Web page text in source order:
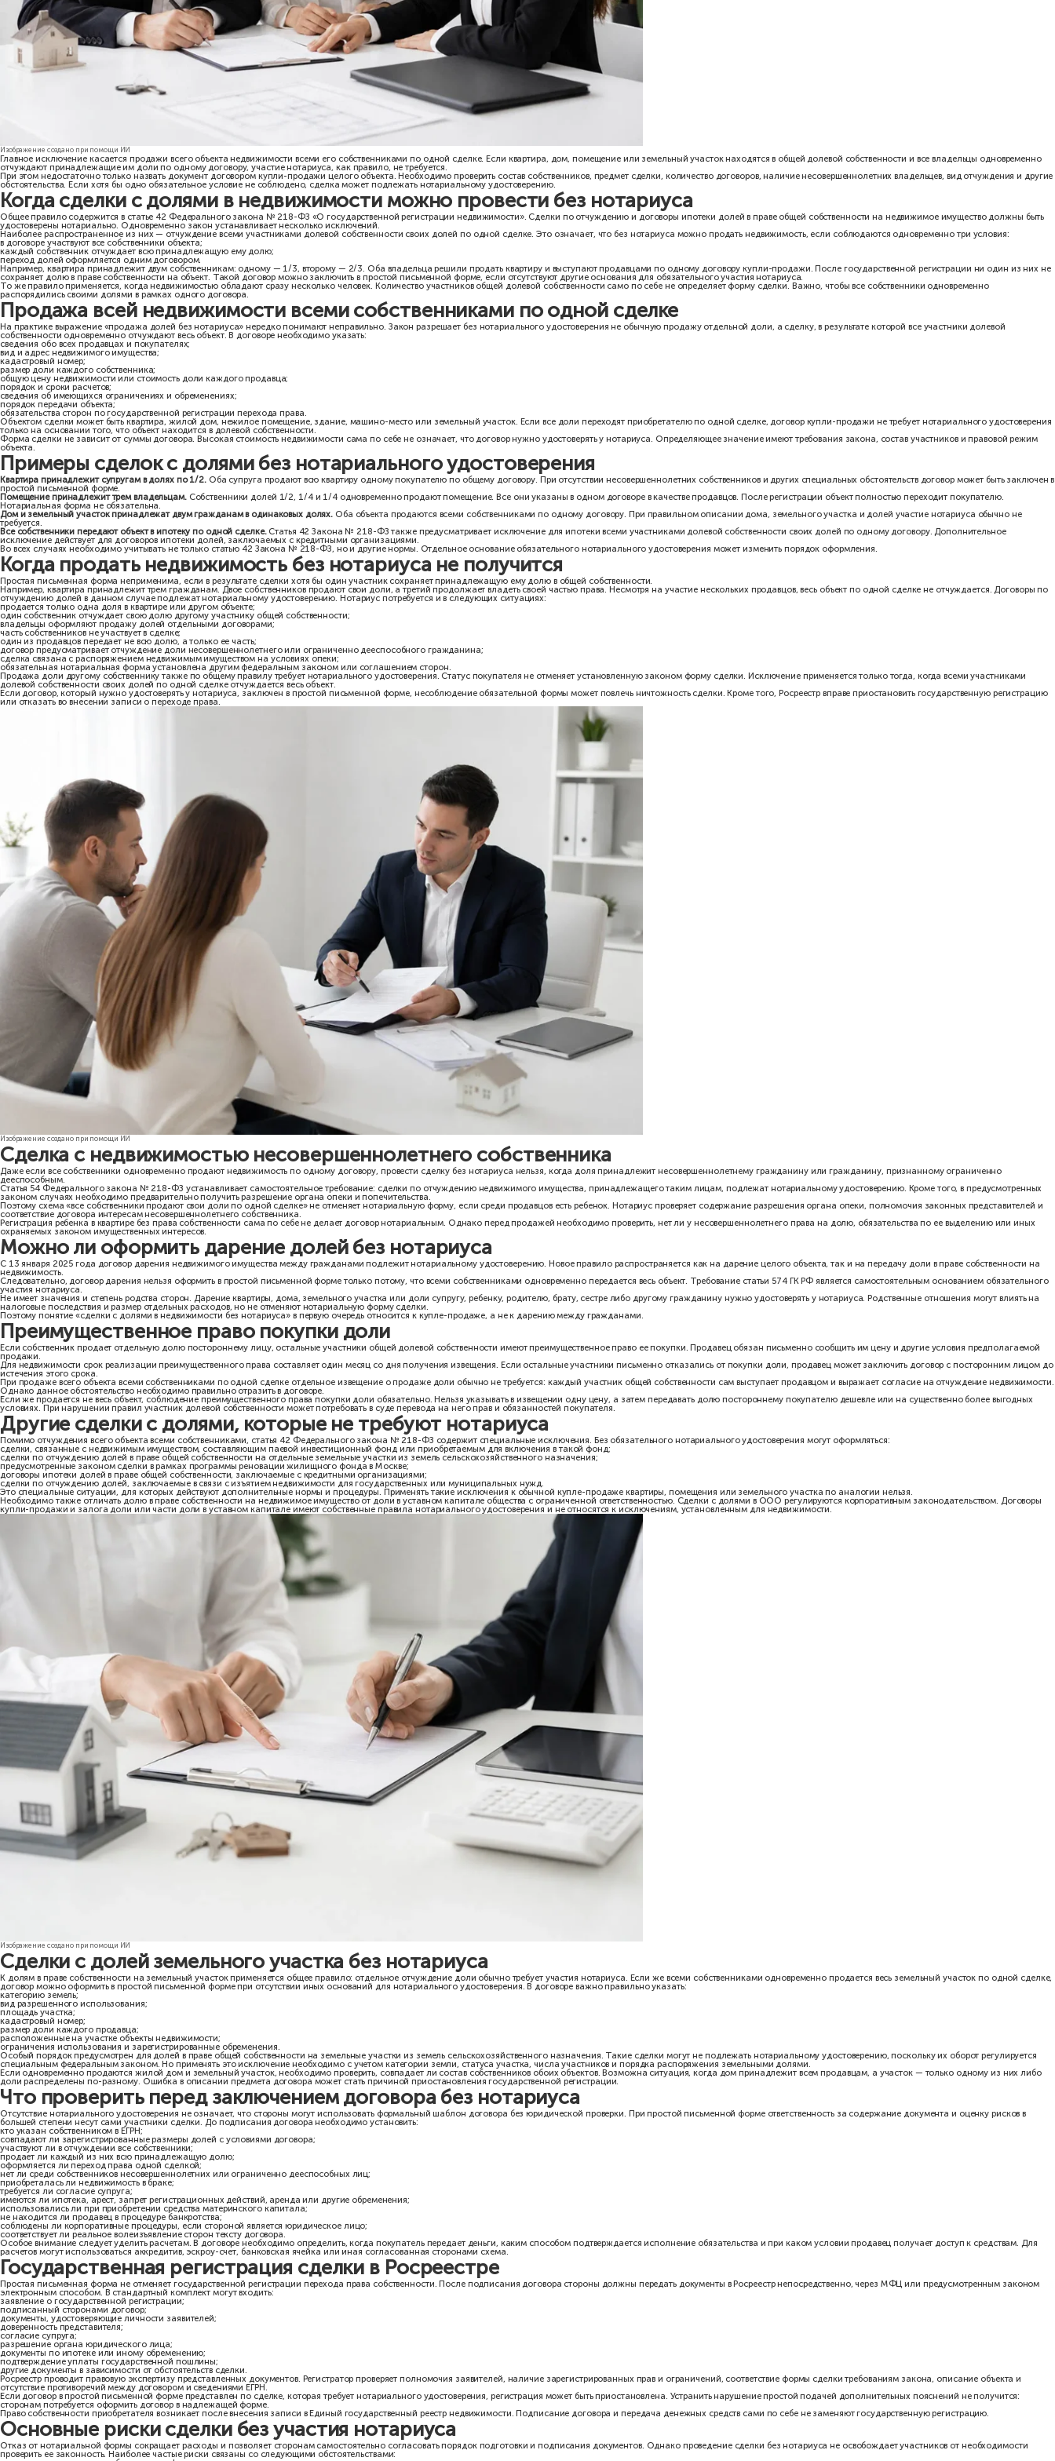
Изображение создано при помощи ИИ
Главное исключение касается продажи всего объекта недвижимости всеми его собственниками по одной сделке. Если квартира, дом, помещение или земельный участок находятся в общей
отчуждают принадлежащие им доли по одному договору, участие нотариуса, как правило, не требуется.
При этом недостаточно только назвать документ договором купли-продажи целого объекта. Необходимо проверить состав собственников, предмет сделки, количество договоров, наличие
обстоятельства. Если хотя бы одно обязательное условие не соблюдено, сделка может подлежать нотариальному удостоверению.
Когда сделки с долями в недвижимости можно провести без нотариуса
Общее правило содержится в статье 42 Федерального закона № 218-ФЗ «О государственной регистрации недвижимости». Сделки по отчуждению и договоры ипотеки долей в праве общей
удостоверены нотариально. Одновременно закон устанавливает несколько исключений.
Наиболее распространенное из них — отчуждение всеми участниками долевой собственности своих долей по одной сделке. Это означает, что без нотариуса можно продать недвижимость, если
в договоре участвуют все собственники объекта;
каждый собственник отчуждает всю принадлежащую ему долю;
переход долей оформляется одним договором.
Например, квартира принадлежит двум собственникам: одному — 1/3, второму — 2/3. Оба владельца решили продать квартиру и выступают продавцами по одному договору купли-продажи. После
сохраняет долю в праве собственности на объект. Такой договор можно заключить в простой письменной форме, если отсутствуют другие основания для обязательного участия нотариуса.
То же правило применяется, когда недвижимостью обладают сразу несколько человек. Количество участников общей долевой собственности само по себе не определяет форму сделки. Важно,
распорядились своими долями в рамках одного договора.
Продажа всей недвижимости всеми собственниками по одной сделке
На практике выражение «продажа долей без нотариуса» нередко понимают неправильно. Закон разрешает без нотариального удостоверения не обычную продажу отдельной доли, а сделку, в
собственности одновременно отчуждают весь объект. В договоре необходимо указать:
сведения обо всех продавцах и покупателях;
вид и адрес недвижимого имущества;
кадастровый номер;
размер доли каждого собственника;
общую цену недвижимости или стоимость доли каждого продавца;
порядок и сроки расчетов;
сведения об имеющихся ограничениях и обременениях;
порядок передачи объекта;
обязательства сторон по государственной регистрации перехода права.
Объектом сделки может быть квартира, жилой дом, нежилое помещение, здание, машино-место или земельный участок. Если все доли переходят приобретателю по одной сделке, договор купли-
только на основании того, что объект находится в долевой собственности.
Форма сделки не зависит от суммы договора. Высокая стоимость недвижимости сама по себе не означает, что договор нужно удостоверять у нотариуса. Определяющее значение имеют
объекта.
Примеры сделок с долями без нотариального удостоверения
Квартира принадлежит супругам в долях по 1/2.Оба супруга продают всю квартиру одному покупателю по общему договору. При отсутствии несовершеннолетних собственников и других
простой письменной форме.
Помещение принадлежит трем владельцам.Собственники долей 1/2, 1/4 и 1/4 одновременно продают помещение. Все они указаны в одном договоре в качестве продавцов. После регистрации
Оба объекта продаются всеми собственниками по одному договору. При правильном описании дома, земельного
исключение действует для договоров ипотеки долей, заключаемых с кредитными организациями.
Во всех случаях необходимо учитывать не только статью 42 Закона № 218-ФЗ, но и другие нормы. Отдельное основание обязательного нотариального удостоверения может изменить порядок
Когда продать недвижимость без нотариуса не получится
Простая письменная форма неприменима, если в результате сделки хотя бы один участник сохраняет принадлежащую ему долю в общей собственности.
Например, квартира принадлежит трем гражданам. Двое собственников продают свои доли, а третий продолжает владеть своей частью права. Несмотря на участие нескольких продавцов, весь
отчуждению долей в данном случае подлежат нотариальному удостоверению. Нотариус потребуется и в следующих ситуациях:
продается только одна доля в квартире или другом объекте;
один собственник отчуждает свою долю другому участнику общей собственности;
владельцы оформляют продажу долей отдельными договорами;
часть собственников не участвует в сделке;
один из продавцов передает не всю долю, а только ее часть;
договор предусматривает отчуждение доли несовершеннолетнего или ограниченно дееспособного гражданина;
сделка связана с распоряжением недвижимым имуществом на условиях опеки;
обязательная нотариальная форма установлена другим федеральным законом или соглашением сторон.
Продажа доли другому собственнику также по общему правилу требует нотариального удостоверения. Статус покупателя не отменяет установленную законом форму сделки. Исключение
долевой собственности своих долей по одной сделке отчуждается весь объект.
Если договор, который нужно удостоверять у нотариуса, заключен в простой письменной форме, несоблюдение обязательной формы может повлечь ничтожность сделки. Кроме того, Росреестр
или отказать во внесении записи о переходе права.
Изображение создано при помощи ИИ
Сделка с недвижимостью несовершеннолетнего собственника
Даже если все собственники одновременно продают недвижимость по одному договору, провести сделку без нотариуса нельзя, когда доля принадлежит несовершеннолетнему гражданину или
Статья 54 Федерального закона № 218-ФЗ устанавливает самостоятельное требование: сделки по отчуждению недвижимого имущества, принадлежащего таким лицам, подлежат нотариальному
законом случаях необходимо предварительно получить разрешение органа опеки и попечительства.
Поэтому схема «все собственники продают свои доли по одной сделке» не отменяет нотариальную форму, если среди продавцов есть ребенок. Нотариус проверяет содержание разрешения
соответствие договора интересам несовершеннолетнего собственника.
Регистрация ребенка в квартире без права собственности сама по себе не делает договор нотариальным. Однако перед продажей необходимо проверить, нет ли у несовершеннолетнего права на
охраняемых законом имущественных интересов.
Можно ли оформить дарение долей без нотариуса
С 13 января 2025 года договор дарения недвижимого имущества между гражданами подлежит нотариальному удостоверению. Новое правило распространяется как на дарение целого объекта,
Следовательно, договор дарения нельзя оформить в простой письменной форме только потому, что всеми собственниками одновременно передается весь объект. Требование статьи 574 ГК РФ
участия нотариуса.
Не имеет значения и степень родства сторон. Дарение квартиры, дома, земельного участка или доли супругу, ребенку, родителю, брату, сестре либо другому гражданину нужно удостоверять у
налоговые последствия и размер отдельных расходов, но не отменяют нотариальную форму сделки.
Поэтому понятие «сделки с долями в недвижимости без нотариуса» в первую очередь относится к купле-продаже, а не к дарению между гражданами.
Преимущественное право покупки доли
Если собственник продает отдельную долю постороннему лицу, остальные участники общей долевой собственности имеют преимущественное право ее покупки. Продавец обязан письменно
Для недвижимости срок реализации преимущественного права составляет один месяц со дня получения извещения. Если остальные участники письменно отказались от покупки доли, продавец
истечения этого срока.
При продаже всего объекта всеми собственниками по одной сделке отдельное извещение о продаже доли обычно не требуется: каждый участник общей собственности сам выступает продавцом
Однако данное обстоятельство необходимо правильно отразить в договоре.
Если же продается не весь объект, соблюдение преимущественного права покупки доли обязательно. Нельзя указывать в извещении одну цену, а затем передавать долю постороннему
условиях. При нарушении правил участник долевой собственности может потребовать в суде перевода на него прав и обязанностей покупателя.
Другие сделки с долями, которые не требуют нотариуса
сделки по отчуждению долей, заключаемые в связи с изъятием недвижимости для государственных или муниципальных нужд.
Это специальные ситуации, для которых действуют дополнительные нормы и процедуры. Применять такие исключения к обычной купле-продаже квартиры, помещения или земельного участка по
Необходимо также отличать долю в праве собственности на недвижимое имущество от доли в уставном капитале общества с ограниченной ответственностью. Сделки с долями в ООО
купли-продажи и залога доли или части доли в уставном капитале имеют собственные правила нотариального удостоверения и не относятся к исключениям, установленным для недвижимости.